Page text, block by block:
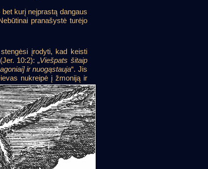
kurį neįprastą dangaus
pranašystė turėjo
įrodyti, kad keisti
10:2): „Viešpats šitaip
ir nuogąstauja“. Jis
nukreipė į žmoniją ir